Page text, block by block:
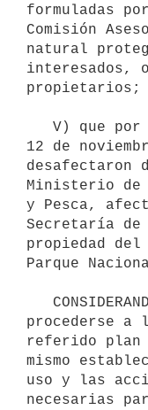
formuladas
Comisión
natural
interesados,
propietarios;
12 de
Ministerio de
y Pesca,
Secretaría de
propiedad del
Parque
procederse a
referido plan
mismo
uso y las
necesarias